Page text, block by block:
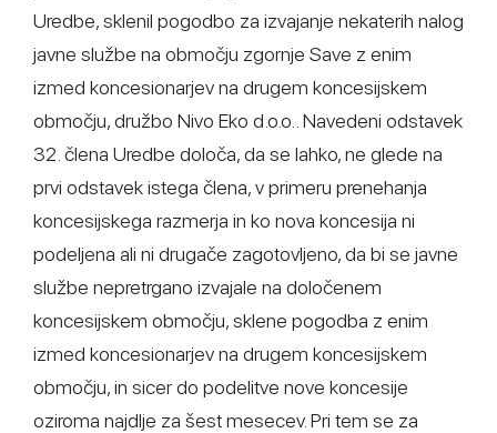
Uredbe, sklenil pogodbo za izvajanje nekaterih nalog
javne službe na območju zgornje Save z enim
izmed koncesionarjev na drugem koncesijskem
območju, družbo Nivo Eko d.o.o.. Navedeni odstavek
32. člena Uredbe določa, da se lahko, ne glede na
prvi odstavek istega člena, v primeru prenehanja
koncesijskega razmerja in ko nova koncesija ni
podeljena ali ni drugače zagotovljeno, da bi se javne
službe nepretrgano izvajale na določenem
koncesijskem območju, sklene pogodba z enim
izmed koncesionarjev na drugem koncesijskem
območju, in sicer do podelitve nove koncesije
oziroma najdlje za šest mesecev. Pri tem se za